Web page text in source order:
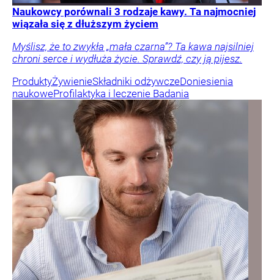
Naukowcy porównali 3 rodzaje kawy. Ta najmocniej
wiązała się z dłuższym życiem
Myślisz, że to zwykła „mała czarna”? Ta kawa najsilniej
chroni serce i wydłuża życie. Sprawdź, czy ją pijesz.
ProduktyŻywienieSkładniki odżywczeDoniesienia
naukoweProfilaktyka i leczenie Badania